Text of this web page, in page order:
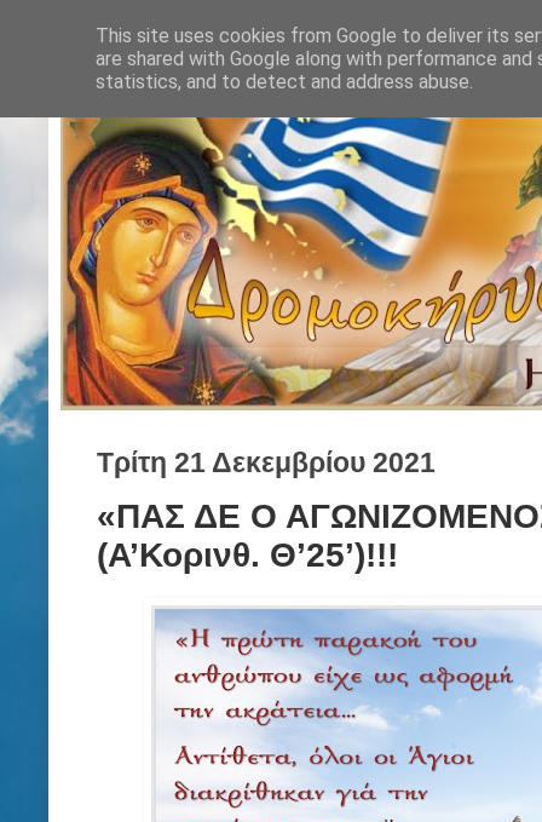
Τρίτη 21 Δεκεμβρίου 2021
«ΠΑΣ ΔΕ Ο
(Α’Κορινθ. Θ’25’)!!!
This site uses cookies from Google to deliver its
are shared with Google along with performance
statistics, and to detect and address abuse.